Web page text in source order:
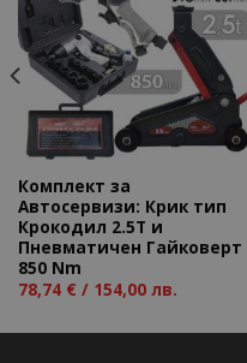
Add to
wishlist
Комплект за
Автосервизи: Крик тип
Крокодил 2.5T и
Пневматичен Гайковерт
850 Nm
78,74 € / 154,00 лв.